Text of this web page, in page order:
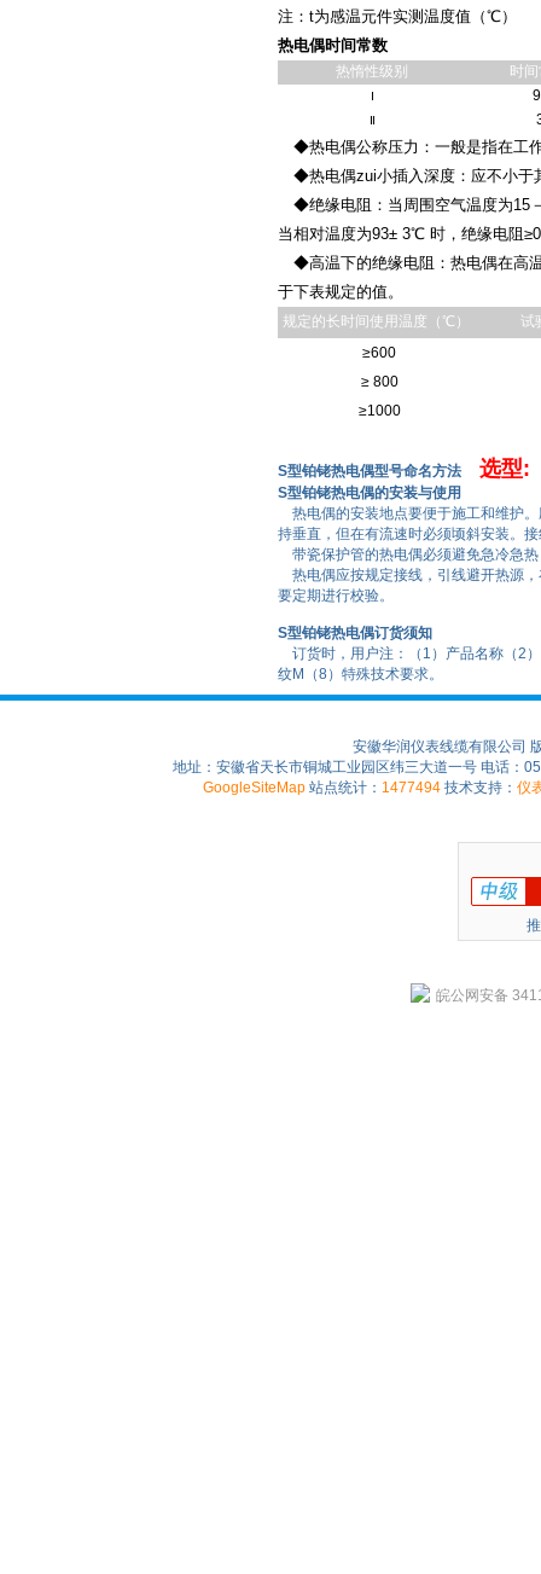
注：t为感温元件实测温度值（℃）
热电偶时间常数
热惰性级别 时
Ⅰ
Ⅱ
◆热电偶公称压力：一般是指在工
◆热电偶zui小插入深度：应不小于
◆绝缘电阻：当周围空气温度为15
当相对温度为93± 3℃ 时，绝缘电阻
◆高温下的绝缘电阻：热电偶在高
于下表规定的值。
规定的长时间使用温度（℃）
试
≥600
≥ 800
≥1000
S型铂铑热电偶型号命名方法 选型:
S型铂铑热电偶的安装与使用
热电偶的安装地点要便于施工和维护
持垂直，但在有流速时必须顷斜安装。
带瓷保护管的热电偶必须避免急冷急
热电偶应按规定接线，引线避开热源
要定期进行校验。
S型铂铑热电偶订货须知
订货时，用户注：（1）产品名称（2
纹M（8）特殊技术要求。
安徽华润仪表线缆有限公司
地址：安徽省天长市铜城工业园区纬三大道一号 电话：
GoogleSiteMap 站点统计： 1477494 技术支持： 仪
皖公网安备